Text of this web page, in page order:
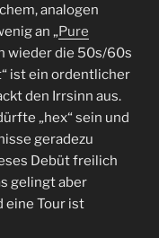
analogen
an „Pure
wieder die 50s/60s
ist ein ordentlicher
den Irrsinn aus.
„hex“ sein und
geradezu
Debüt freilich
gelingt aber
eine Tour ist